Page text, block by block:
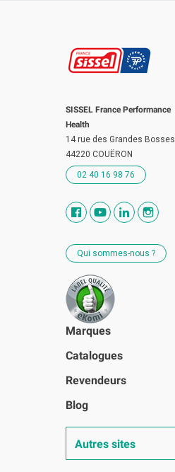
SISSEL France Performance
Health
14 rue des Grandes Bosses
44220 COUËRON
02 40 16 98 76
Qui sommes-nous ?
Marques
Catalogues
Revendeurs
Blog
Autres sites